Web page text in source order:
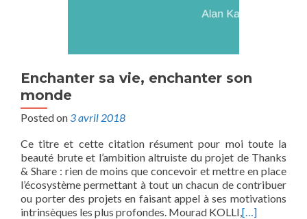
Enchanter sa vie, enchanter son
monde
Posted on 3 avril 2018
Ce titre et cette citation résument pour moi toute la
beauté brute et l’ambition altruiste du projet de Thanks
& Share : rien de moins que concevoir et mettre en place
l’écosystème permettant à tout un chacun de contribuer
ou porter des projets en faisant appel à ses motivations
intrinsèques les plus profondes. Mourad KOLLI,[…]